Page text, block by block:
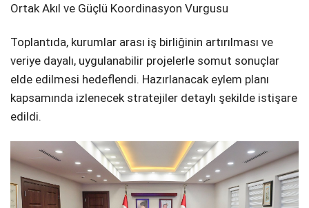
Ortak Akıl ve Güçlü Koordinasyon Vurgusu
Toplantıda, kurumlar arası iş birliğinin artırılması ve
veriye dayalı, uygulanabilir projelerle somut sonuçlar
elde edilmesi hedeflendi. Hazırlanacak eylem planı
kapsamında izlenecek stratejiler detaylı şekilde istişare
edildi.